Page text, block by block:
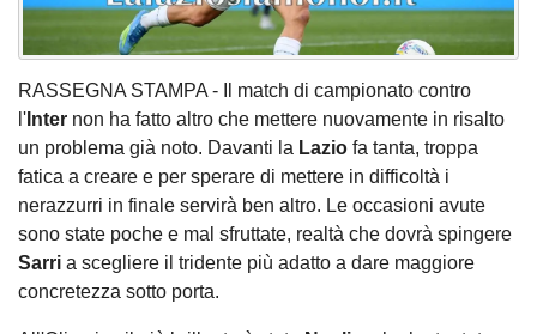
RASSEGNA STAMPA - Il match di campionato contro
l' Inter non ha fatto altro che mettere nuovamente in risalto
un problema già noto. Davanti la Lazio fa tanta, troppa
fatica a creare e per sperare di mettere in difficoltà i
nerazzurri in finale servirà ben altro. Le occasioni avute
sono state poche e mal sfruttate, realtà che dovrà spingere
Sarri a scegliere il tridente più adatto a dare maggiore
concretezza sotto porta.